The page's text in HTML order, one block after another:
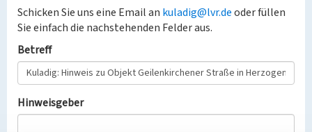
Schicken Sie uns eine Email an kuladig@lvr.deoder füllen
Sie einfach die nachstehenden Felder aus.
Betreff
Hinweisgeber